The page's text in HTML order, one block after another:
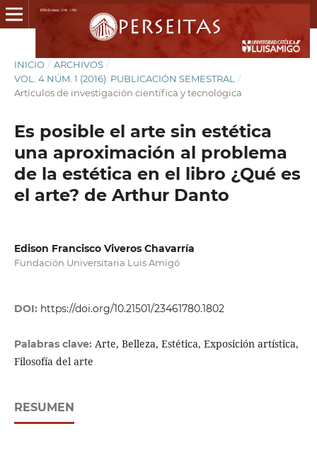
INICIO / ARCHIVOS /
VOL. 4 NÚM. 1 (2016): PUBLICACIÓN SEMESTRAL
/
Artículos de investigación científica y tecnológica
Es posible el arte sin estética
una aproximación al problema
de la estética en el libro ¿Qué es
el arte? de Arthur Danto
Edison Francisco Viveros Chavarría
Fundación Universitaria Luis Amigó
DOI: https://doi.org/10.21501/23461780.1802
Palabras clave: Arte, Belleza, Estética, Exposición artística,
Filosofía del arte
RESUMEN